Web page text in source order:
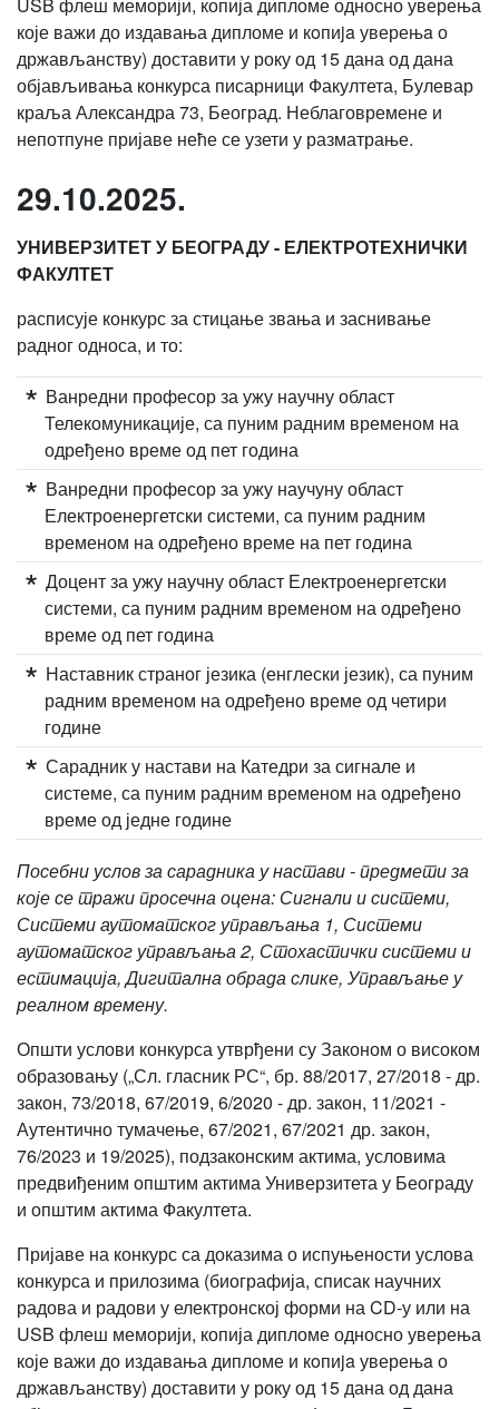
које важи до издавања дипломе и кoпиja уверењa о
држављанству) доставити у року од 15 дана од дана
објављивања конкурса писарници Факултета, Булевар
краља Александра 73, Београд. Неблаговремене и
непотпуне пријаве неће се узети у разматрање.
29.10.2025.
УНИВЕРЗИТЕТ У БЕОГРАДУ - ЕЛЕКТРОТЕХНИЧКИ
ФАКУЛТЕТ
расписује конкурс за стицање звања и заснивање
радног односа, и то:
Ванредни професор за ужу научну област
Телекомуникације, са пуним радним временом на
одређено време од пет година
Ванредни професор за ужу научуну област
Електроенергетски системи, са пуним радним
временом на одређено време на пет година
Доцент за ужу научну област Електроенергетски
системи, са пуним радним временом на одређено
време од пет година
Наставник страног језика (енглески језик), са пуним
радним временом на одређено време од четири
године
Сарадник у настави на Катедри за сигнале и
системе, са пуним радним временом на одређено
време од једне године
Посебни услов за сарадника у настави - предмети за
које се тражи просечна оцена: Сигнали и системи,
Системи аутоматског управљања 1, Системи
аутоматског управљања 2, Стохастички системи и
естимација, Дигитална обрада слике, Управљање у
реалном времену.
Општи услови конкурса утврђени су Законом о високом
образовању („Сл. гласник РС“, бр. 88/2017, 27/2018 - др.
закон, 73/2018, 67/2019, 6/2020 - др. закон, 11/2021 -
Аутентично тумачење, 67/2021, 67/2021 др. закон,
76/2023 и 19/2025), подзаконским актима, условима
предвиђеним општим актима Универзитета у Београду
и општим актима Факултета.
Пријаве на конкурс са доказима о испуњености услова
конкурса и прилозима (биографија, списак научних
радова и радови у електронској форми на CD-у или на
USB флеш меморији, копија дипломе односно уверења
које важи до издавања дипломе и кoпиja уверењa о
држављанству) доставити у року од 15 дана од дана